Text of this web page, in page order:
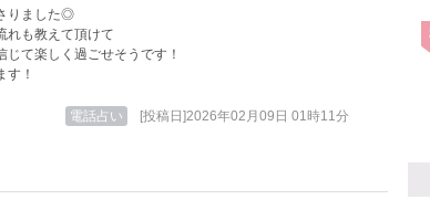
りました◎
れも教えて頂けて
て楽しく過ごせそうです！
す！
電話占い [投稿日]2026年02月09日 01時11分